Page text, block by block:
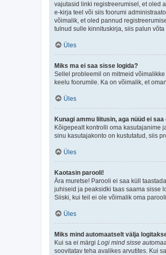
vajutasid linki registreerumisel, et oled
e-kirja teel või siis foorumi
võimalik, et oled pannud
tulnud sulle kinnituskirja, siis palun
Üles
Miks ma ei saa sisse logida?
Sellel probleemil on mitmeid
keelu foorumile. Ka on võimalik, et
Üles
Kunagi ammu liitusin, aga nüüd ei
Kõigepealt kontrolli oma kasutajanime
sinu kasutajakonto on kustutatud, siis
Üles
Kaotasin parooli!
Ära muretse! Parooli ei saa küll
juhiseid ja peaksidki taas saama sisse
Siiski, kui teil ei ole võimalik oma
Üles
Miks mind automaatselt välja
Kui sa ei märgi Logi mind sisse
soovitatav teha avalikes arvutites. Kui